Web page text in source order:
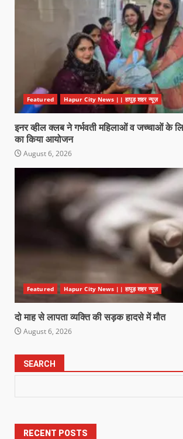
Featured Hapur City News || हापुड़ शहर न्यूज़
इनर व्हील क्लब ने गर्भवती महिलाओं व जच्चाओं के
का किया आयोजन
August 6, 2026
Featured Hapur City News || हापुड़ शहर न्यूज़
दो माह से लापता व्यक्ति की सड़क हादसे में मौत
August 6, 2026
SEARCH
RECENT POSTS